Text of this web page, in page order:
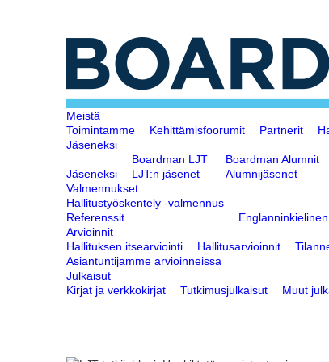
Meistä
Toimintamme
Kehittämisfoorumit Partnerit
Jäseneksi
Jäseneksi
Boardman LJT
LJT:n jäsenet
Boardman Alumnit
Alumnijäsenet
Valmennukset
Hallitustyöskentely -valmennus
Referenssit
Arvioinnit
Hallituksen itsearviointi
Hallitusarvioinnit
Asiantuntijamme arvioinneissa
Julkaisut
Kirjat ja verkkokirjat
Tutkimusjulkaisut Muut